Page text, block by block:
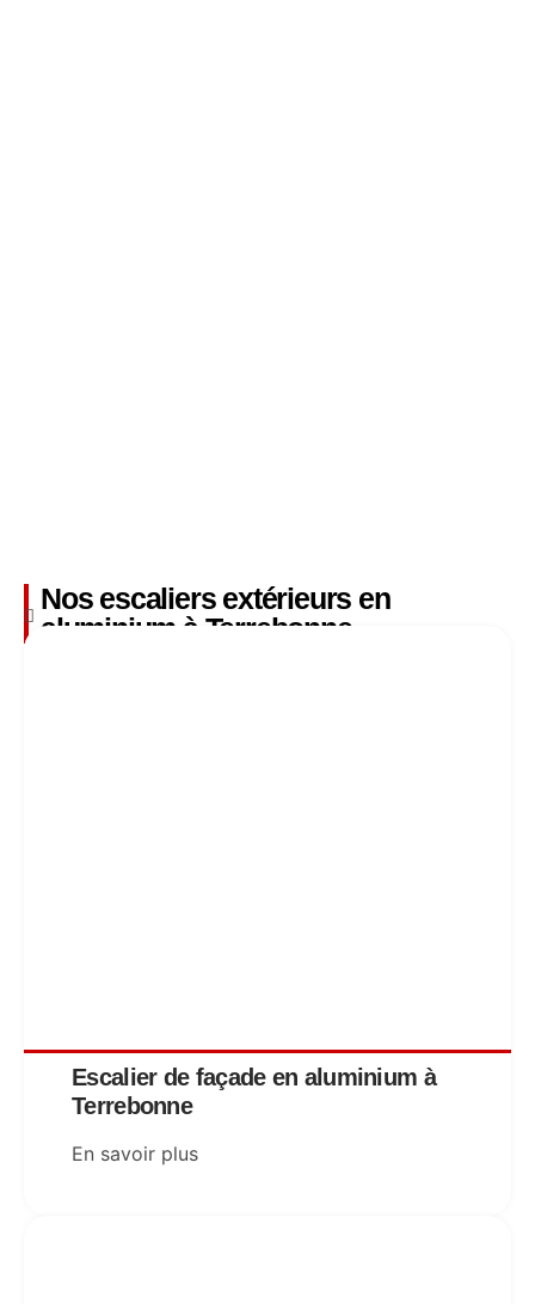
Nos escaliers extérieurs en
aluminium à Terrebonne
Escalier de façade en aluminium à
Terrebonne
En savoir plus